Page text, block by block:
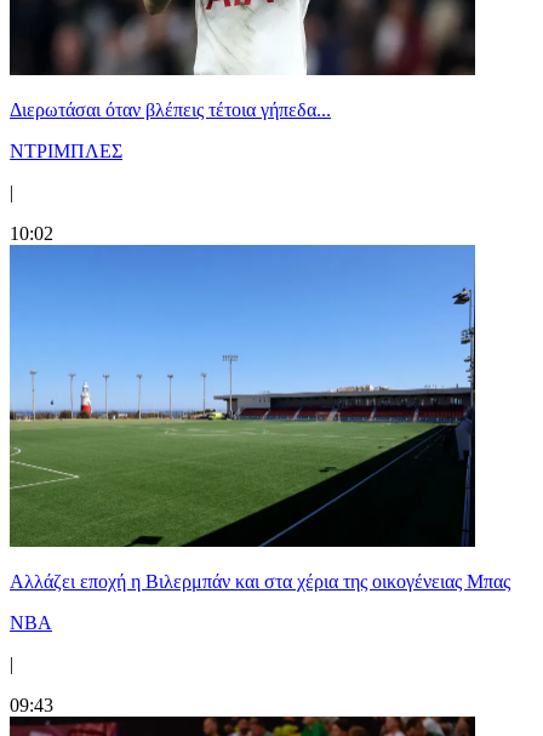
Διερωτάσαι όταν βλέπεις τέτοια γήπεδα...
ΝΤΡΙΜΠΛΕΣ
|
10:02
Aλλάζει εποχή η Βιλερμπάν και στα χέρια της οικογένειας Μπας
NBA
|
09:43